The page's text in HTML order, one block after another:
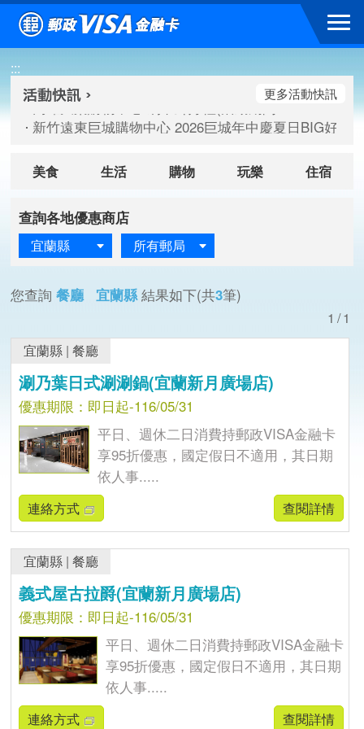
跳到主要內容區塊
:::
高雄大樂購物中心 刷卡郵好禮(活動期間：115/08/07-
臺北三創生活 有點東西第2波 刷卡郵好禮(活動期間：
高雄大樂購物中心 刷卡郵好禮(活動期間：115/08/07-
新竹遠東巨城購物中心 2026巨城年中慶夏日BIG好刷(
更多活動快訊
美食 生活 購物 玩樂 住宿
查詢各地優惠商店
宜蘭縣 所有郵局
您查詢 餐廳 宜蘭縣 結果如下(共3筆)
1/1
宜蘭縣 |餐廳
涮乃葉日式涮涮鍋(宜蘭新月廣場店)
優惠期限：即日起-116/05/31
平日、週休二日消費持郵政VISA金融卡
享95折優惠，國定假日不適用，其日期
依人事.....
連絡方式 查閱詳情
宜蘭縣 |餐廳
義式屋古拉爵(宜蘭新月廣場店)
優惠期限：即日起-116/05/31
平日、週休二日消費持郵政VISA金融卡
享95折優惠，國定假日不適用，其日期
依人事.....
連絡方式 查閱詳情